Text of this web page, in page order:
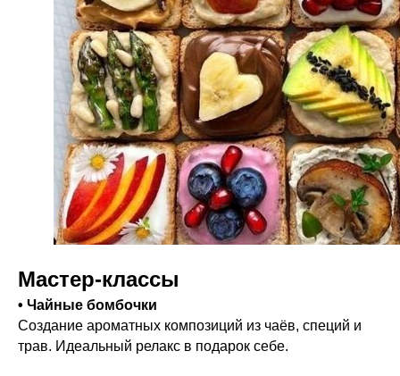
Мастер-классы
• Чайные бомбочки
Создание ароматных композиций из чаёв, специй и
трав. Идеальный релакс в подарок себе.